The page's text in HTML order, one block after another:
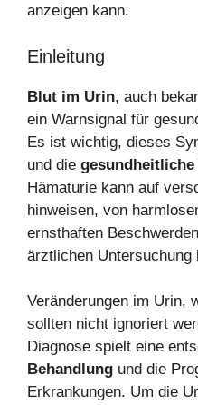
anzeigen kann.
Einleitung
Blut im Urin, auch
ein Warnsignal für
Es ist wichtig, dieses
und die
Hämaturie kann auf
hinweisen, von
ernsthaften
ärztlichen Untersuchung
Veränderungen im Urin,
sollten nicht ignoriert
Diagnose spielt eine
Behandlung und die
Erkrankungen. Um die